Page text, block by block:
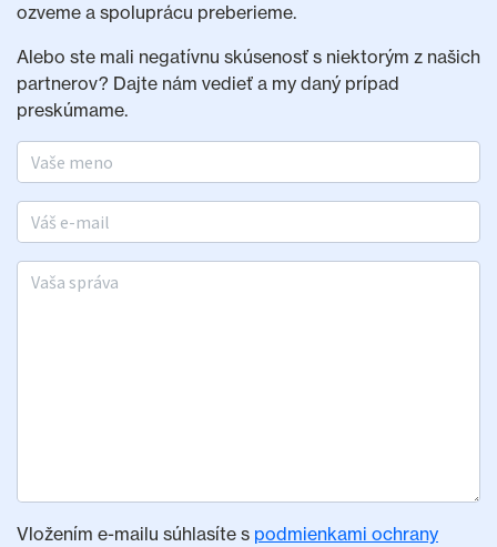
ozveme a spoluprácu preberieme.
Alebo ste mali negatívnu skúsenosť s niektorým z našich
partnerov? Dajte nám vedieť a my daný prípad
preskúmame.
Meno a priezvisko
E-mail
Vaša správa
Vložením e-mailu súhlasíte s podmienkami ochrany